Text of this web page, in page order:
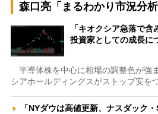
森口亮「まるわかり市況分析
「キオクシア急落で
投資家としての成長
半導体株を中心に相場の調整色が強
シアホールディングスがストップ安を
「NYダウは高値更新、ナスダック